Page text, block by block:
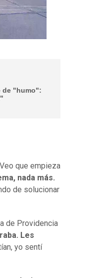
de "humo":
que empieza
nada más.
de solucionar
de Providencia
Les
yo sentí